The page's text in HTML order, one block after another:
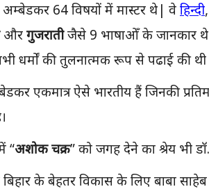
अम्बेडकर 64 विषयों में मास्टर थे| वेहिन्दी,
औरगुजरातीजैसे 9 भाषाओँ के जानकार
धर्मों की तुलनात्मक रूप से पढाई की
एकमात्र ऐसे भारतीय हैं जिनकी
“अशोक चक्र” को जगह देने का श्रेय भी
के बेहतर विकास के लिए बाबा